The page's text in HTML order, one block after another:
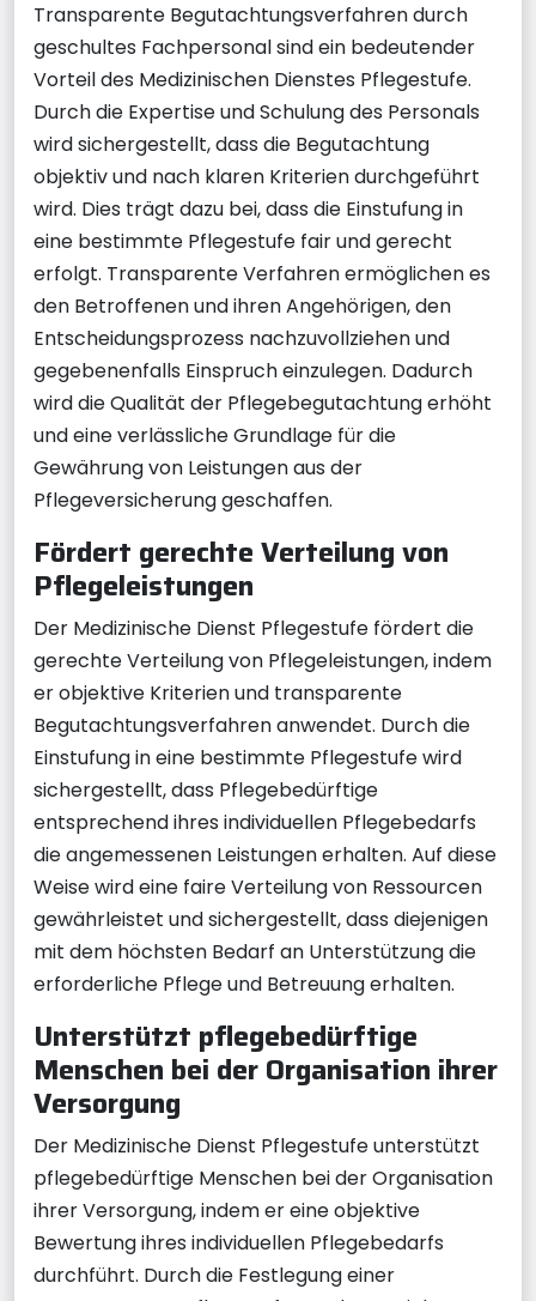
Transparente Begutachtungsverfahren durch
geschultes Fachpersonal sind ein bedeutender
Vorteil des Medizinischen Dienstes Pflegestufe.
Durch die Expertise und Schulung des Personals
wird sichergestellt, dass die Begutachtung
objektiv und nach klaren Kriterien durchgeführt
wird. Dies trägt dazu bei, dass die Einstufung in
eine bestimmte Pflegestufe fair und gerecht
erfolgt. Transparente Verfahren ermöglichen es
den Betroffenen und ihren Angehörigen, den
Entscheidungsprozess nachzuvollziehen und
gegebenenfalls Einspruch einzulegen. Dadurch
wird die Qualität der Pflegebegutachtung erhöht
und eine verlässliche Grundlage für die
Gewährung von Leistungen aus der
Pflegeversicherung geschaffen.
Fördert gerechte Verteilung von
Pflegeleistungen
Der Medizinische Dienst Pflegestufe fördert die
gerechte Verteilung von Pflegeleistungen, indem
er objektive Kriterien und transparente
Begutachtungsverfahren anwendet. Durch die
Einstufung in eine bestimmte Pflegestufe wird
sichergestellt, dass Pflegebedürftige
entsprechend ihres individuellen Pflegebedarfs
die angemessenen Leistungen erhalten. Auf diese
Weise wird eine faire Verteilung von Ressourcen
gewährleistet und sichergestellt, dass diejenigen
mit dem höchsten Bedarf an Unterstützung die
erforderliche Pflege und Betreuung erhalten.
Unterstützt pflegebedürftige
Menschen bei der Organisation ihrer
Versorgung
Der Medizinische Dienst Pflegestufe unterstützt
pflegebedürftige Menschen bei der Organisation
ihrer Versorgung, indem er eine objektive
Bewertung ihres individuellen Pflegebedarfs
durchführt. Durch die Festlegung einer